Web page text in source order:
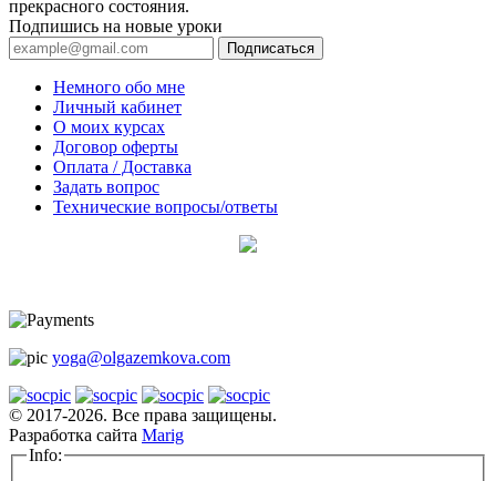
прекрасного состояния.
Подпишись на новые уроки
Подписаться
Немного обо мне
Личный кабинет
О моих курсах
Договор оферты
Оплата / Доставка
Задать вопрос
Технические вопросы/ответы
yoga@olgazemkova.com
© 2017-2026. Все права защищены.
Разработка сайта Marig
Info: